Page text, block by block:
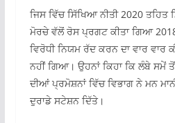
ਜਿਸ ਵਿੱਚ ਸਿੱਖਿਆ ਨੀਤੀ 2020 ਤਹਿਤ
ਮੋਰਚੇ ਵੱਲੋਂ ਰੋਸ ਪ੍ਰਗਟ ਕੀਤਾ ਗਿਆ
ਵਿਰੋਧੀ ਨਿਯਮ ਰੱਦ ਕਰਨ ਦਾ ਵਾਰ ਵਾਰ
ਨਹੀਂ ਗਿਆ। ਉਹਨਾਂ ਕਿਹਾ ਕਿ ਲੰਬੇ
ਦੀਆਂ ਪ੍ਰਮੋਸ਼ਨਾਂ ਵਿੱਚ ਵਿਭਾਗ ਨੇ ਮਨ
ਦੁਰਾਡੇ ਸਟੇਸ਼ਨ ਦਿੱਤੇ।